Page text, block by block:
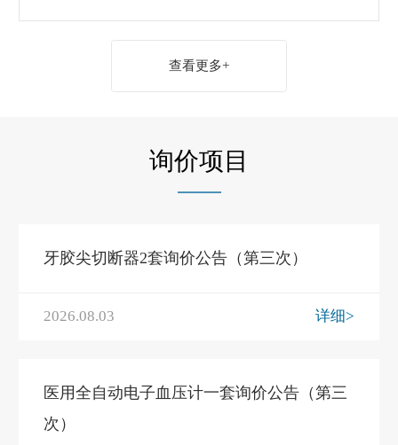
查看更多+
询价项目
牙胶尖切断器2套询价公告（第三次）
2026.08.03 详细>
医用全自动电子血压计一套询价公告（第三
次）